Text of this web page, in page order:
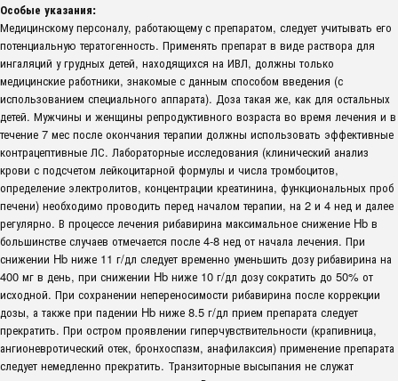
Особые указания:
Медицинскому персоналу, работающему с препаратом, следует учитывать его
потенциальную тератогенность. Применять препарат в виде раствора для
ингаляций у грудных детей, находящихся на ИВЛ, должны только
медицинские работники, знакомые с данным способом введения (с
использованием специального аппарата). Доза такая же, как для остальных
детей. Мужчины и женщины репродуктивного возраста во время лечения и в
течение 7 мес после окончания терапии должны использовать эффективные
контрацептивные ЛС. Лабораторные исследования (клинический анализ
крови с подсчетом лейкоцитарной формулы и числа тромбоцитов,
определение электролитов, концентрации креатинина, функциональных проб
печени) необходимо проводить перед началом терапии, на 2 и 4 нед и далее
регулярно. В процессе лечения рибавирина максимальное снижение Hb в
большинстве случаев отмечается после 4-8 нед от начала лечения. При
снижении Hb ниже 11 г/дл следует временно уменьшить дозу рибавирина на
400 мг в день, при снижении Hb ниже 10 г/дл дозу сократить до 50% от
исходной. При сохранении непереносимости рибавирина после коррекции
дозы, а также при падении Hb ниже 8.5 г/дл прием препарата следует
прекратить. При остром проявлении гиперчувствительности (крапивница,
ангионевротический отек, бронхоспазм, анафилаксия) применение препарата
следует немедленно прекратить. Транзиторные высыпания не служат